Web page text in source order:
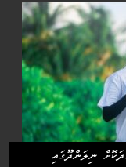
ނިލަންދޫގައި